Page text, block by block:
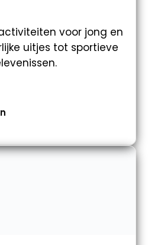
voor jong en
uitjes tot sportieve